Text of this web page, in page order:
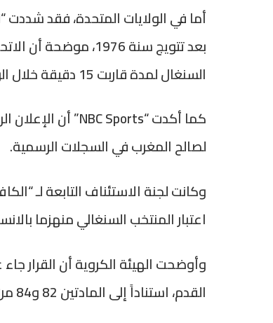
بعد تتويج سنة 1976،
السنغال لمدة قاربت 15 دقيقة خلال الوقت الإضافي.
لصالح المغرب في السجلات الرسمية.
اعتبار المنتخب السنغالي منهزما
وأوضحت الهيئة الكروية أن القرار
القدم، استناداً إلى المادتين 82 و84 من قانون المسابقة.